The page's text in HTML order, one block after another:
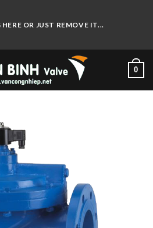
OR JUST REMOVE IT...
0